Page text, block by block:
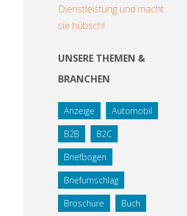
Dienstleistung und macht
sie hübsch!
UNSERE THEMEN &
BRANCHEN
Anzeige Automobil
B2B B2C
Briefbogen
Briefumschlag
Broschüre Buch